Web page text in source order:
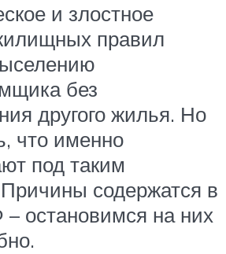
и злостное
правил
без
другого жилья. Но
что именно
под таким
содержатся в
остановимся на них